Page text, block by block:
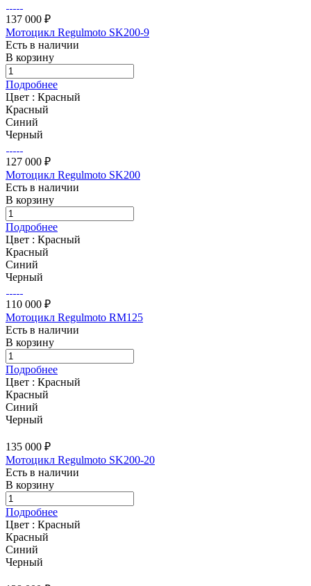
137 000 ₽
Мотоцикл Regulmoto SK200-9
Есть в наличии
В корзину
Подробнее
Цвет : Красный
Красный
Синий
Черный
127 000 ₽
Мотоцикл Regulmoto SK200
Есть в наличии
В корзину
Подробнее
Цвет : Красный
Красный
Синий
Черный
110 000 ₽
Мотоцикл Regulmoto RM125
Есть в наличии
В корзину
Подробнее
Цвет : Красный
Красный
Синий
Черный
135 000 ₽
Мотоцикл Regulmoto SK200-20
Есть в наличии
В корзину
Подробнее
Цвет : Красный
Красный
Синий
Черный